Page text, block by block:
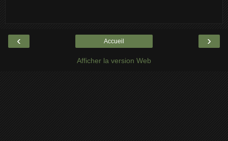
‹ ›
Accueil
Afficher la version Web